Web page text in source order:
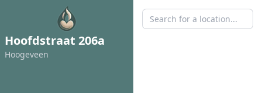
Hoofdstraat 206a
Hoogeveen